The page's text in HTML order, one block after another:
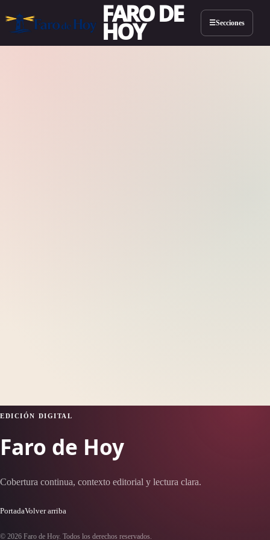
FARO DE
HOY ☰Secciones
EDICIÓN DIGITAL
Faro de Hoy
Cobertura continua, contexto editorial y lectura clara.
PortadaVolver arriba
© 2026 Faro de Hoy. Todos los derechos reservados.